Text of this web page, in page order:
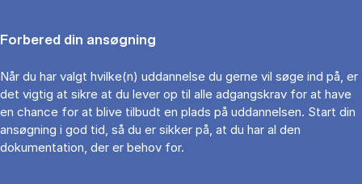
Forbered din ansøgning
Når du har valgt hvilke(n) uddannelse du gerne vil søge ind på, er
det vigtig at sikre at du lever op til alle adgangskrav for at have
en chance for at blive tilbudt en plads på uddannelsen. Start din
ansøgning i god tid, så du er sikker på, at du har al den
dokumentation, der er behov for.